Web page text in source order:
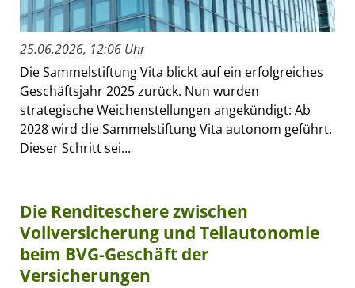
25.06.2026, 12:06 Uhr
Die Sammelstiftung Vita blickt auf ein erfolgreiches
Geschäftsjahr 2025 zurück. Nun wurden
strategische Weichenstellungen angekündigt: Ab
2028 wird die Sammelstiftung Vita autonom geführt.
Dieser Schritt sei...
Die Renditeschere zwischen
Vollversicherung und Teilautonomie
beim BVG-Geschäft der
Versicherungen